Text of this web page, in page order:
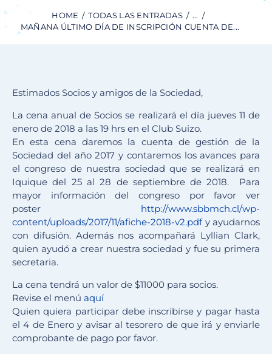
HOME TODAS LAS ENTRADAS
...
MAÑANA ÚLTIMO DÍA DE INSCRIPCIÓN CUENTA DE...
Estimados Socios y amigos de la Sociedad,
La cena anual de Socios se realizará el día jueves 11 de
enero de 2018 a las 19 hrs en el Club Suizo.
En esta cena daremos la cuenta de gestión de la
Sociedad del año 2017 y contaremos los avances para
el congreso de nuestra sociedad que se realizará en
Iquique del 25 al 28 de septiembre de 2018.
Para
mayor información del congreso por favor ver
poster http://www.sbbmch.cl/wp-
content/uploads/2017/11/afiche-2018-v2.pdfy ayudarnos
con difusión. Además nos acompañará Lyllian Clark,
quien ayudó a crear nuestra sociedad y fue su primera
secretaria.
La cena tendrá un valor de $11000 para socios.
Revise el menú aquí
Quien quiera participar debe inscribirse y pagar hasta
el 4 de Enero y avisar al tesorero de que irá y enviarle
comprobante de pago por favor.